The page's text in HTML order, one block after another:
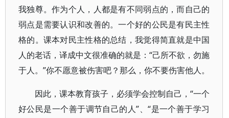
我独尊。作为个人，人都是有不同弱点的，而自己的
弱点是需要认识和改善的。一个好的公民是有民主性
格的。课本对民主性格的总结，我觉得简直就是中国
人的老话，译成中文很准确的就是：“己所不欲，勿施
于人。”你不愿意被伤害吧？那么，你不要伤害他人。
因此，课本教育孩子，必须学会控制自己，“一个
好公民是一个善于调节自己的人”、“是一个善于学习